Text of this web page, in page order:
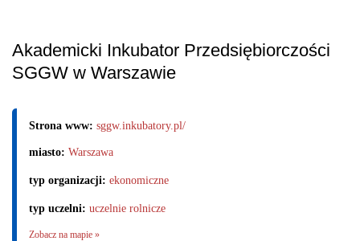
Akademicki Inkubator Przedsiębiorczości
SGGW w Warszawie
Strona www: sggw.inkubatory.pl/
miasto: Warszawa
typ organizacji: ekonomiczne
typ uczelni: uczelnie rolnicze
Zobacz na mapie »